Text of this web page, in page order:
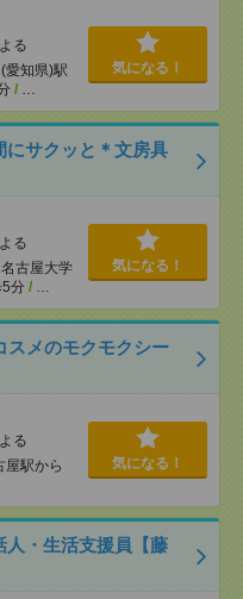
る
愛知県)駅
/ …
気になる！
にサクッと＊文房具
る
名古屋大学
5分 / …
気になる！
スメのモクモクシー
る
屋駅から
気になる！
人・生活支援員【藤